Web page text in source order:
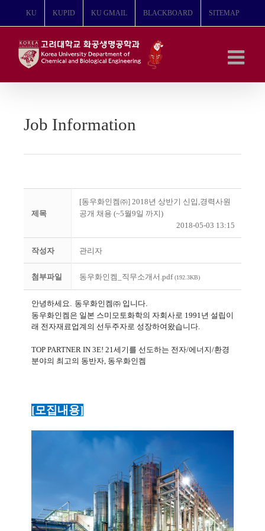
뛰
KU KUPID KU GMAIL BLACKBOARD SITEMAP
Job Information
제목
[동우화인켐㈜] 2018년 상반기 신입,경력사원
공개 채용 (~5월9일 까지)
2018-05-03 13:15
작성자 관리자
첨부파일 동우화인켐_직무소개서.pdf(192.3KB)
안녕하세요. 동우화인켐㈜ 입니다.
동우화인켐은 일본 스미모토화학의 자회사로 1991년 설립이
래 전자재료업계의 선두주자로 성장하여왔습니다.
TOP PARTNER IN 3E! 21세기를 선도하는 전자/에너지/환경
분야의 최고의 동반자, 동우화인켐
[모집내용]